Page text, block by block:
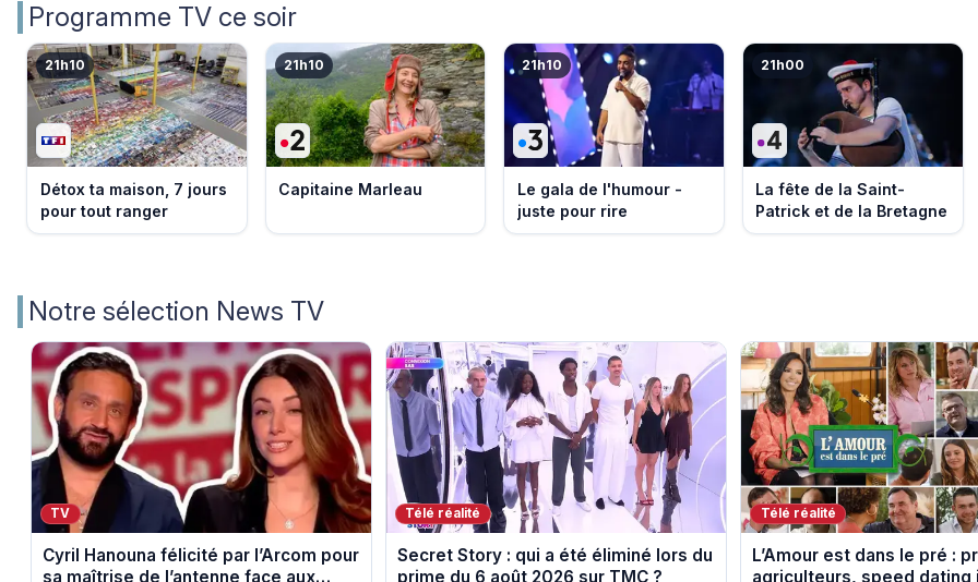
Programme TV ce soir
21h10
Détox ta maison, 7 jours
pour tout ranger
21h10
Capitaine Marleau
21h10
Le gala de l'humour -
juste pour rire
21h00
La fête de la Saint-
Patrick et de la Bretagne
Notre sélection News TV
TV
Cyril Hanouna félicité par l’Arcom pour
sa maîtrise de l’antenne face aux
Télé réalité
Secret Story : qui a été éliminé lors du
prime du 6 août 2026 sur TMC ?
Télé réalité
L’Amour est dans le pré :
agriculteurs, speed dating